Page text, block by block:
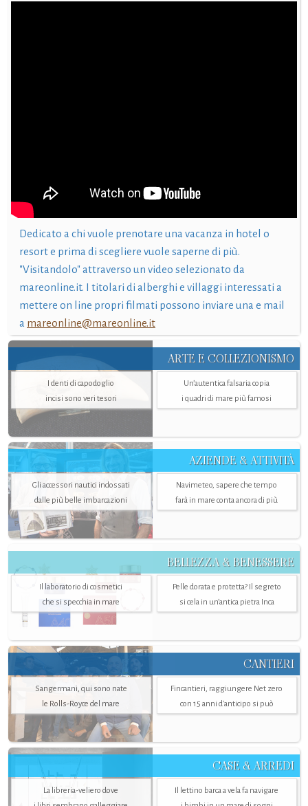
Dedicato a chi vuole prenotare una vacanza in hotel o
resort e prima di scegliere vuole saperne di più.
"Visitandolo" attraverso un video selezionato da
mareonline.it. I titolari di alberghi e villaggi interessati a
mettere on line propri filmati possono inviare una e mail
a mareonline@mareonline.it
ARTE E COLLEZIONISMO
I denti di capodoglio
incisi sono veri tesori
Un’autentica falsaria copia
i quadri di mare più famosi
AZIENDE & ATTIVITÀ
Gli accessori nautici indossati
dalle più belle imbarcazioni
Navimeteo, sapere che tempo
farà in mare conta ancora di più
BELLEZZA & BENESSERE
Il laboratorio di cosmetici
che si specchia in mare
Pelle dorata e protetta? Il segreto
si cela in un’antica pietra Inca
CANTIERI
Sangermani, qui sono nate
le Rolls-Royce del mare
Fincantieri, raggiungere Net zero
con 15 anni d'anticipo si può
CASE & ARREDI
La libreria-veliero dove
Il lettino barca a vela fa navigare